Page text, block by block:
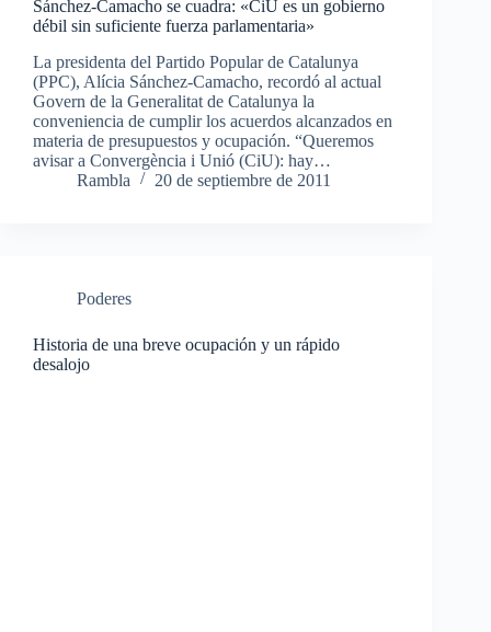
Sánchez-Camacho se cuadra: «CiU es un gobierno
débil sin suficiente fuerza parlamentaria»
La presidenta del Partido Popular de Catalunya
(PPC), Alícia Sánchez-Camacho, recordó al actual
Govern de la Generalitat de Catalunya la
conveniencia de cumplir los acuerdos alcanzados en
materia de presupuestos y ocupación. “Queremos
avisar a Convergència i Unió (CiU): hay…
Rambla
20 de septiembre de 2011
Poderes
Historia de una breve ocupación y un rápido
desalojo